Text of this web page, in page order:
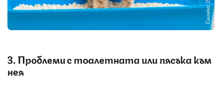
3. Проблеми с тоалетната или пясъка към
нея